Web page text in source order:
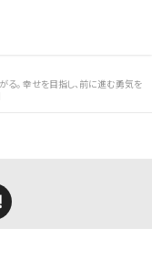
る。 幸せを目指し、前に進む勇気を